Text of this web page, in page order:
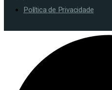
Política de Privacidade